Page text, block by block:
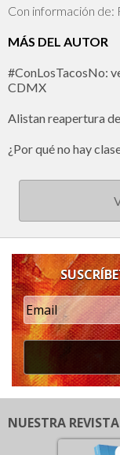
Con información de:
MÁS DEL AUTOR
#ConLosTacosNo:
CDMX
Alistan reapertura
¿Por qué no hay
NUESTRA REVISTA